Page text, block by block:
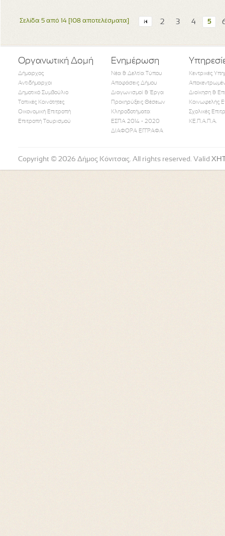
Σελίδα 5 από 14 [108 αποτελέσματα] 2 3 4 5
Οργανωτική Δομή
Δήμαρχος
Αντιδήμαρχοι
Δημοτικό Συμβούλιο
Τοπικές Κοινότητες
Οικονομική Επιτροπή
Επιτροπή Τουρισμού
Ενημέρωση
Νέα & Δελτία Τύπου
Αποφάσεις Δήμου
Διαγωνισμοί & Έργα
Προκηρύξεις Θέσεων
Κληροδοτήματα
ΕΣΠΑ 2014 - 2020
ΔΙΑΦΟΡΑ ΕΓΓΡΑΦΑ
Κεντρικές
Διοίκηση &
Κοινωφελής
Σχολικές
ΚΕ.Π.Α.Π.Α.
Follow Us
Copyright © 2026 Δήμος Κόνιτσας. All rights reserved. Valid